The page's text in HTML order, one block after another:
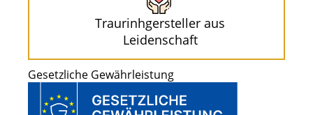
Traurinhgersteller aus
Leidenschaft
Gesetzliche Gewährleistung